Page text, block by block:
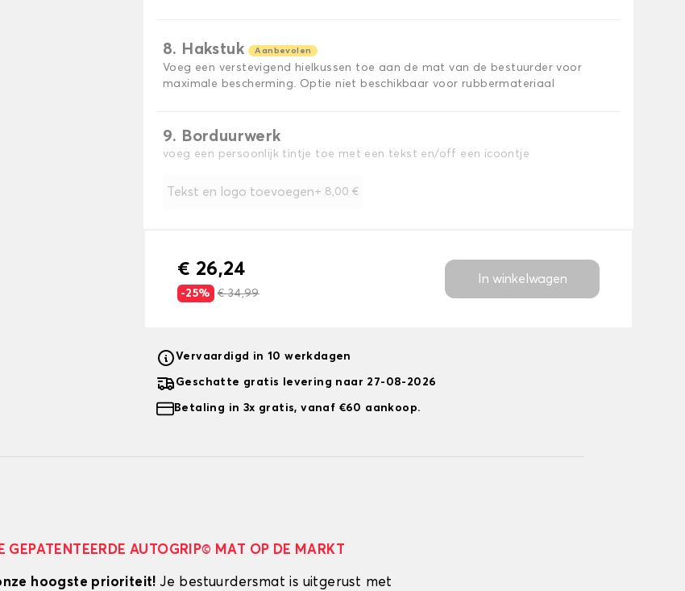
8. Hakstuk Aanbevolen
Voeg een verstevigend hielkussen toe aan de mat van de bestuurder voor
maximale bescherming. Optie niet beschikbaar voor rubbermateriaal
9. Borduurwerk
voeg een persoonlijk tintje toe met een tekst en/off een icoontje
Tekst en logo toevoegen+ 8,00 €
€ 26,24
-25% € 34,99
In winkelwagen
Vervaardigd in 10 werkdagen
Geschatte gratis levering naar 27-08-2026
Betaling in 3x gratis, vanaf €60 aankoop.
GEPATENTEERDE AUTOGRIP© MAT OP DE MARKT
hoogste prioriteit!Je bestuurdersmat is uitgerust met